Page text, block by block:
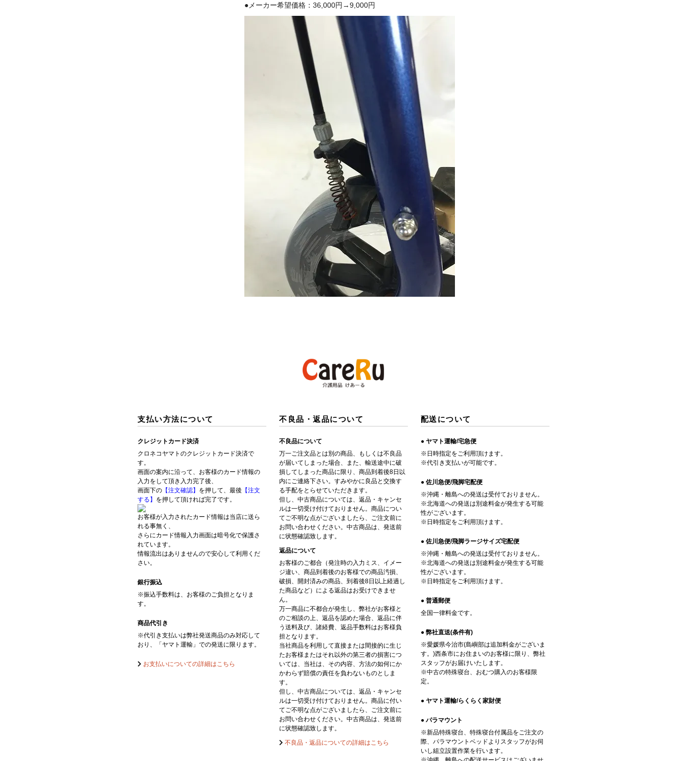
●メーカー希望価格：36,000円→9,000円
支払い方法について
クレジットカード決済
クロネコヤマトのクレジットカード決済で
す。
画面の案内に沿って、お客様のカード情報の
入力をして頂き入力完了後、
画面下の 【注文確認】 を押して、最後 【注文
する】 を押して頂ければ完了です。
お客様が入力されたカード情報は当店に送ら
れる事無く、
さらにカード情報入力画面は暗号化で保護さ
れています。
情報流出はありませんので安心して利用くだ
さい。
銀行振込
※振込手数料は、お客様のご負担となりま
す。
商品代引き
※代引き支払いは弊社発送商品のみ対応して
おり、「ヤマト運輸」での発送に限ります。
お支払いについての詳細はこちら
不良品・返品について
不良品について
万一ご注文品とは別の商品、もしくは不良品
が届いてしまった場合、また、輸送途中に破
損してしまった商品に限り、商品到着後8日以
内にご連絡下さい。すみやかに良品と交換す
る手配をとらせていただきます。
但し、中古商品については、返品・キャンセ
ルは一切受け付けておりません。商品につい
てご不明な点がございましたら、ご注文前に
お問い合わせください。中古商品は、発送前
に状態確認致します。
返品について
お客様のご都合（発注時の入力ミス、イメー
ジ違い、商品到着後のお客様での商品汚損、
破損、開封済みの商品、到着後8日以上経過し
た商品など）による返品はお受けできませ
ん。
万一商品に不都合が発生し、弊社がお客様と
のご相談の上、返品を認めた場合、返品に伴
う送料及び、諸経費、返品手数料はお客様負
担となります。
当社商品を利用して直接または間接的に生じ
たお客様またはそれ以外の第三者の損害につ
いては、当社は、その内容、方法の如何にか
かわらず賠償の責任を負わないものとしま
す。
但し、中古商品については、返品・キャンセ
ルは一切受け付けておりません。商品に付い
てご不明な点がございましたら、ご注文前に
お問い合わせください。中古商品は、発送前
に状態確認致します。
不良品・返品についての詳細はこちら
配送について
● ヤマト運輸/宅急便
※日時指定をご利用頂けます。
※代引き支払いが可能です。
● 佐川急便/飛脚宅配便
※沖縄・離島への発送は受付ておりません。
※北海道への発送は別途料金が発生する可能
性がございます。
※日時指定をご利用頂けます。
● 佐川急便/飛脚ラージサイズ宅配便
※沖縄・離島への発送は受付ておりません。
※北海道への発送は別途料金が発生する可能
性がございます。
※日時指定をご利用頂けます。
● 普通郵便
全国一律料金です。
● 弊社直送(条件有)
※愛媛県今治市(島嶼部は追加料金がございま
す。)西条市にお住まいのお客様に限り、弊社
スタッフがお届けいたします。
※中古の特殊寝台、おむつ購入のお客様限
定。
● ヤマト運輸/らくらく家財便
● パラマウント
※新品特殊寝台、特殊寝台付属品をご注文の
際、パラマウントベッドよりスタッフがお伺
いし組立設置作業を行います。